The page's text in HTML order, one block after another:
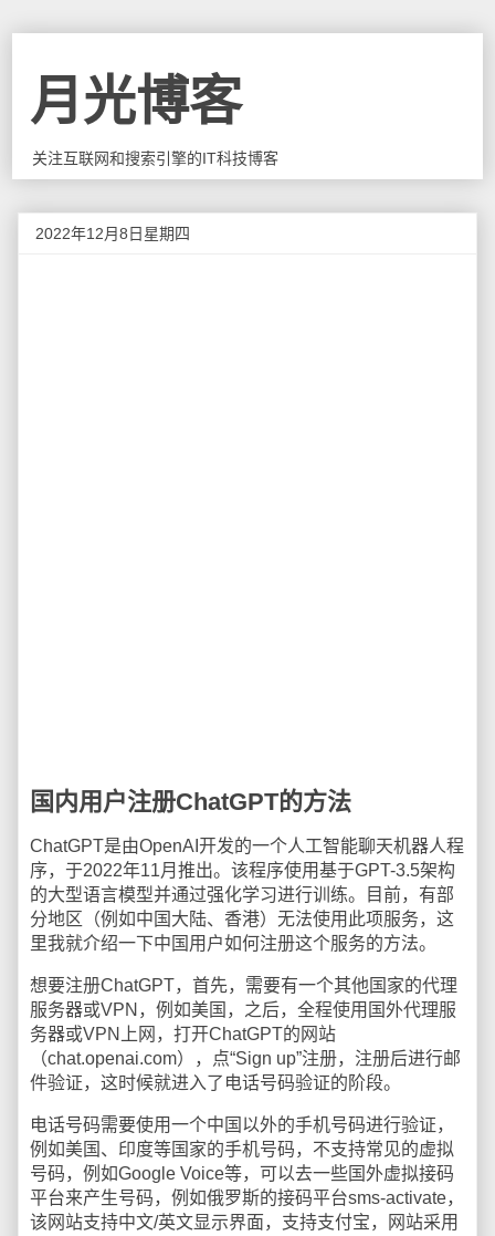
月光博客
关注互联网和搜索引擎的IT科技博客
2022年12月8日星期四
国内用户注册ChatGPT的方法
ChatGPT是由OpenAI开发的一个人工智能聊天机器人程
序，于2022年11月推出。该程序使用基于GPT-3.5架构
的大型语言模型并通过强化学习进行训练。目前，有部
分地区（例如中国大陆、香港）无法使用此项服务，这
里我就介绍一下中国用户如何注册这个服务的方法。
想要注册ChatGPT，首先，需要有一个其他国家的代理
服务器或VPN，例如美国，之后，全程使用国外代理服
务器或VPN上网，打开ChatGPT的网站
（chat.openai.com），点“Sign up”注册，注册后进行邮
件验证，这时候就进入了电话号码验证的阶段。
电话号码需要使用一个中国以外的手机号码进行验证，
例如美国、印度等国家的手机号码，不支持常见的虚拟
号码，例如Google Voice等，可以去一些国外虚拟接码
平台来产生号码，例如俄罗斯的接码平台sms-activate，
该网站支持中文/英文显示界面，支持支付宝，网站采用